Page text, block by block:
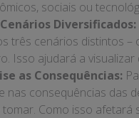
sociais ou
Diversificados:
três cenários distintos –
Isso ajudará a
as Consequências:
nas consequências das
Como isso afetará